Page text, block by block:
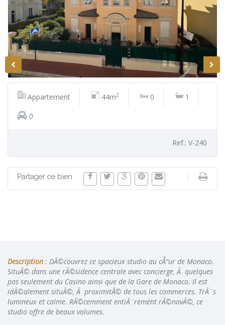
Appartement 44m2 0
1
0
Ref.: V-240
Partager ce bien
Description : DÃ©couvrez ce spacieux studio au cÅ“ur de Monaco.
SituÃ© dans une rÃ©sidence centrale avec concierge, Ã quelques
pas seulement du Casino ainsi que de la Gare de Monaco. Il est
idÃ©alement situÃ©, Ã proximitÃ© de tous les commerces. TrÃ¨s
lumineux et calme. RÃ©cemment entiÃ¨rement rÃ©novÃ©, ce
studio offre de beaux volumes.